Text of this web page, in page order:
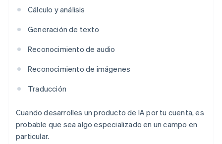
Cálculo y análisis
Generación de texto
Reconocimiento de audio
Reconocimiento de imágenes
Traducción
Cuando desarrolles un producto de IA por tu cuenta, es
probable que sea algo especializado en un campo en
particular.